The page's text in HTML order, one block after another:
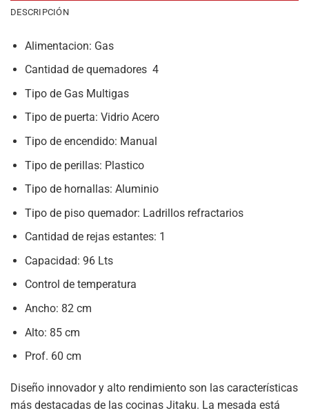
DESCRIPCIÓN
Alimentacion: Gas
Cantidad de quemadores 4
Tipo de Gas Multigas
Tipo de puerta: Vidrio Acero
Tipo de encendido: Manual
Tipo de perillas: Plastico
Tipo de hornallas: Aluminio
Tipo de piso quemador: Ladrillos refractarios
Cantidad de rejas estantes: 1
Capacidad: 96 Lts
Control de temperatura
Ancho: 82 cm
Alto: 85 cm
Prof. 60 cm
Diseño innovador y alto rendimiento son las características
más destacadas de las cocinas Jitaku. La mesada está